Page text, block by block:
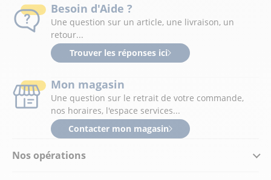
Nos opérations
Besoin d'Aide ?
Une question sur un article, une livraison, un
retour...
Trouver les réponses ici
Mon magasin
Une question sur le retrait de votre commande,
nos horaires, l'espace services...
Contacter mon magasin